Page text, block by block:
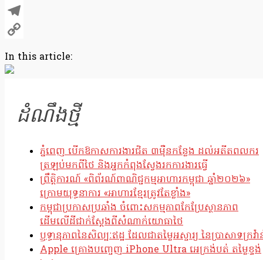
X
Telegram
Link
In this article:
ដំណឹងថ្មី
ភ្នំពេញ បើកឱកាសការងារជិត ៣ម៉ឺនកន្លែង ដល់អតីតពលករ
ត្រឡប់មកពីថៃ និងអ្នកកំពុងស្វែងរកការងារធ្វើ
ព្រឹត្តិការណ៍ «ពិព័រណ៍ពាណិជ្ជកម្មអាហារកម្ពុជា ឆ្នាំ២០២៦»
ក្រោមយុទ្ធនាការ «អាហារខ្មែរត្រូវតែខ្លាំង»
កម្ពុជាប្រកាសប្រឆាំង ចំពោះសកម្មភាពកែប្រែស្ថានភាព
ដើមលើដីជាក់ស្តែងពីសំណាក់យោធាថៃ
ឫទ្ធានុភាពនៃសិល្បៈឥដ្ឋ ដែលជាតម្លៃអស្ចារ្យ នៃប្រាសាទក្រវ៉
Apple គ្រោងបញ្ចេញ iPhone Ultra អេក្រង់បត់ តម្លៃខ្ទង់